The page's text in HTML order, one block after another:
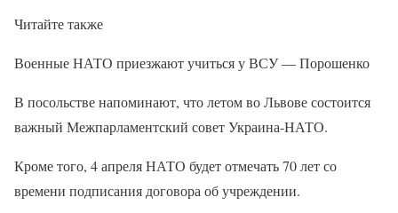
Читайте также
Военные НАТО приезжают учиться у ВСУ — Порошенко
В посольстве напоминают, что летом во Львове состоится
важный Межпарламентский совет Украина-НАТО.
Кроме того, 4 апреля НАТО будет отмечать 70 лет со
времени подписания договора об учреждении.